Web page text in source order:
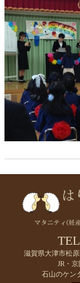
滋賀県大津市松原
JR・
石山のケン